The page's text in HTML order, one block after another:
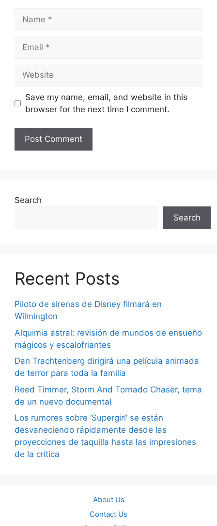
Save my name, email, and website in this
browser for the next time I comment.
Search
Search
Recent Posts
Piloto de sirenas de Disney filmará en
Wilmington
Alquimia astral: revisión de mundos de ensueño
mágicos y escalofriantes
Dan Trachtenberg dirigirá una película animada
de terror para toda la familia
Reed Timmer, Storm And Tornado Chaser, tema
de un nuevo documental
Los rumores sobre ‘Supergirl’ se están
desvaneciendo rápidamente desde las
proyecciones de taquilla hasta las impresiones
de la crítica
About Us
Contact Us